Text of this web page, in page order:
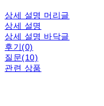
상세 설명 머리글
상세 설명
상세 설명 바닥글
후기(0)
질문(10)
관련 상품